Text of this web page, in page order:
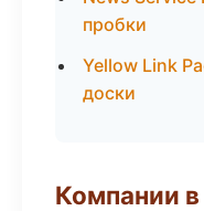
пробки
Yellow Link
доски
Компании